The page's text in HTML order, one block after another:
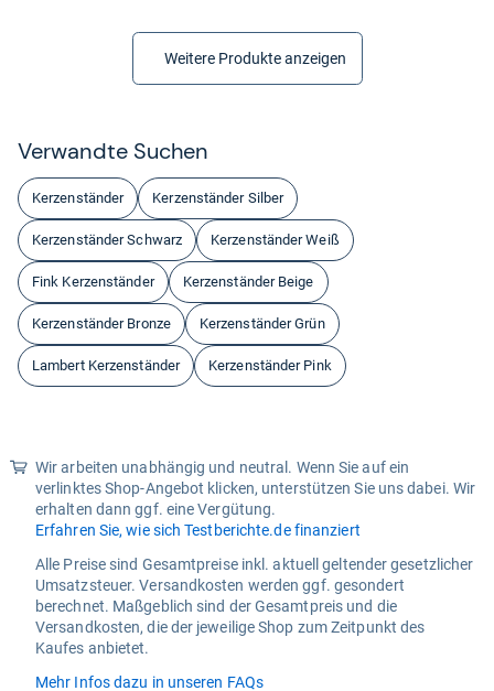
Weitere Produkte anzeigen
Ver­wandte Suchen
Kerzenständer Kerzenständer Silber
Kerzenständer Schwarz Kerzenständer Weiß
Fink Kerzenständer Kerzenständer Beige
Kerzenständer Bronze Kerzenständer Grün
Lambert Kerzenständer Kerzenständer Pink
Wir arbeiten unabhängig und neutral. Wenn Sie auf ein
verlinktes Shop-Angebot klicken, unterstützen Sie uns dabei. Wir
erhalten dann ggf. eine Vergütung.
Erfahren Sie, wie sich Testberichte.de finanziert
Alle Preise sind Gesamtpreise inkl. aktuell geltender gesetzlicher
Umsatzsteuer. Versandkosten werden ggf. gesondert
berechnet. Maßgeblich sind der Gesamtpreis und die
Versandkosten, die der jeweilige Shop zum Zeitpunkt des
Kaufes anbietet.
Mehr Infos dazu in unseren FAQs